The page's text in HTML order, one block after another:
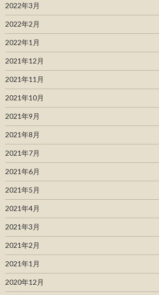
2022年3月
2022年2月
2022年1月
2021年12月
2021年11月
2021年10月
2021年9月
2021年8月
2021年7月
2021年6月
2021年5月
2021年4月
2021年3月
2021年2月
2021年1月
2020年12月